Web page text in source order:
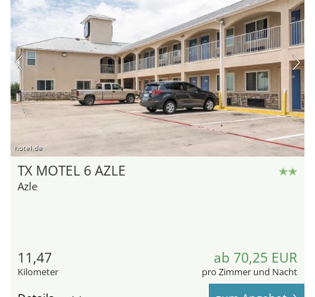
hotel.de
TX MOTEL 6 AZLE
Azle
11,47
Kilometer
ab 70,25 EUR
pro Zimmer und Nacht